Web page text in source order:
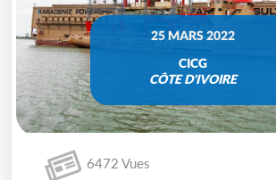
25 MARS 2022
CICG
CÔTE D'IVOIRE
6472 Vues